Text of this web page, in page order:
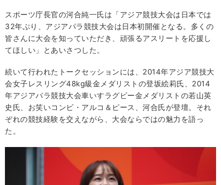
スポーツ庁長官の河合純一氏は「アジア競技大会は日本では
32年ぶり、アジアパラ競技大会は日本初開催となる。多くの
皆さんに大会を知っていただき、頑張るアスリートを応援し
てほしい」とあいさつした。
続いて行われたトークセッションには、2014年アジア競技大
会女子レスリング48kg級金メダリストの登坂絵莉氏、2014
年アジアパラ競技大会車いすラグビー金メダリストの若山英
史氏、お笑いコンビ・アルコ＆ピース、河合氏が登壇。それ
ぞれの競技経験を交えながら、大会ならではの魅力を語っ
た。